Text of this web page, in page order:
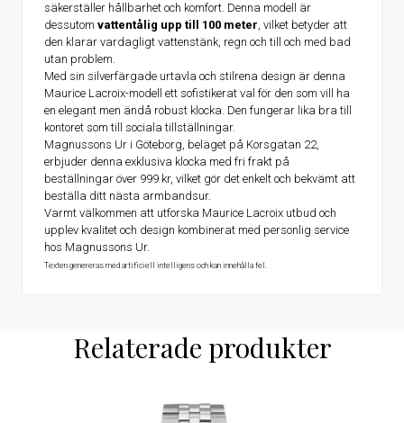
säkerställer hållbarhet och komfort. Denna modell är
dessutom vattentålig upp till 100 meter, vilket betyder att
den klarar vardagligt vattenstänk, regn och till och med bad
utan problem.
Med sin silverfärgade urtavla och stilrena design är denna
Maurice Lacroix-modell ett sofistikerat val för den som vill ha
en elegant men ändå robust klocka. Den fungerar lika bra till
kontoret som till sociala tillställningar.
Magnussons Ur i Göteborg, beläget på Korsgatan 22,
erbjuder denna exklusiva klocka med fri frakt på
beställningar över 999 kr, vilket gör det enkelt och bekvämt att
beställa ditt nästa armbandsur.
Varmt välkommen att utforska Maurice Lacroix utbud och
upplev kvalitet och design kombinerat med personlig service
hos Magnussons Ur.
Texten genereras med artificiell intelligens och kan innehålla fel.
Relaterade produkter